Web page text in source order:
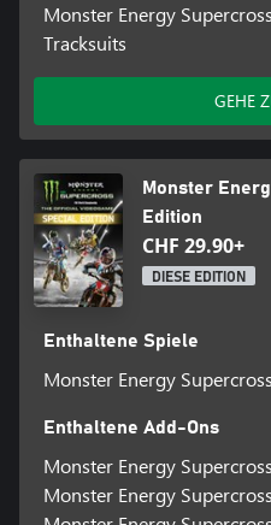
Monster Energy
Tracksuits
GEHE
Monster
Edition
CHF 29.90+
DIESE EDITION
Enthaltene Spiele
Monster Energy
Enthaltene Add-Ons
Monster Energy
Monster Energy